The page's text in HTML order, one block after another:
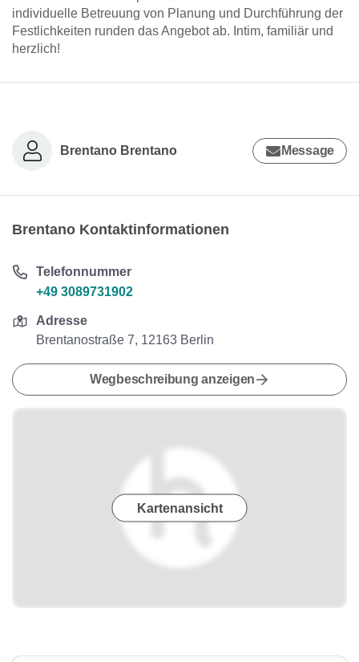
individuelle Betreuung von Planung und Durchführung der
Festlichkeiten runden das Angebot ab. Intim, familiär und
herzlich!
Brentano Brentano Message
Brentano Kontaktinformationen
Telefonnummer
+49 3089731902
Adresse
Brentanostraße 7, 12163 Berlin
Wegbeschreibung anzeigen
Kartenansicht